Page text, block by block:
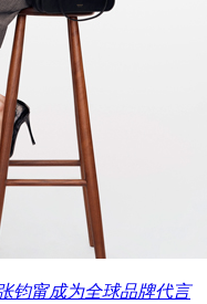
钧甯成为全球品牌代言